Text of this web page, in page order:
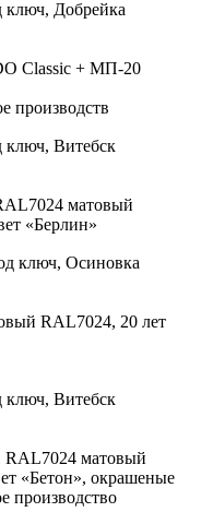
Classic + МП-20
производств
матовый
«Берлин»
RAL7024, 20 лет
RAL7024 матовый
«Бетон», окрашеные
производство